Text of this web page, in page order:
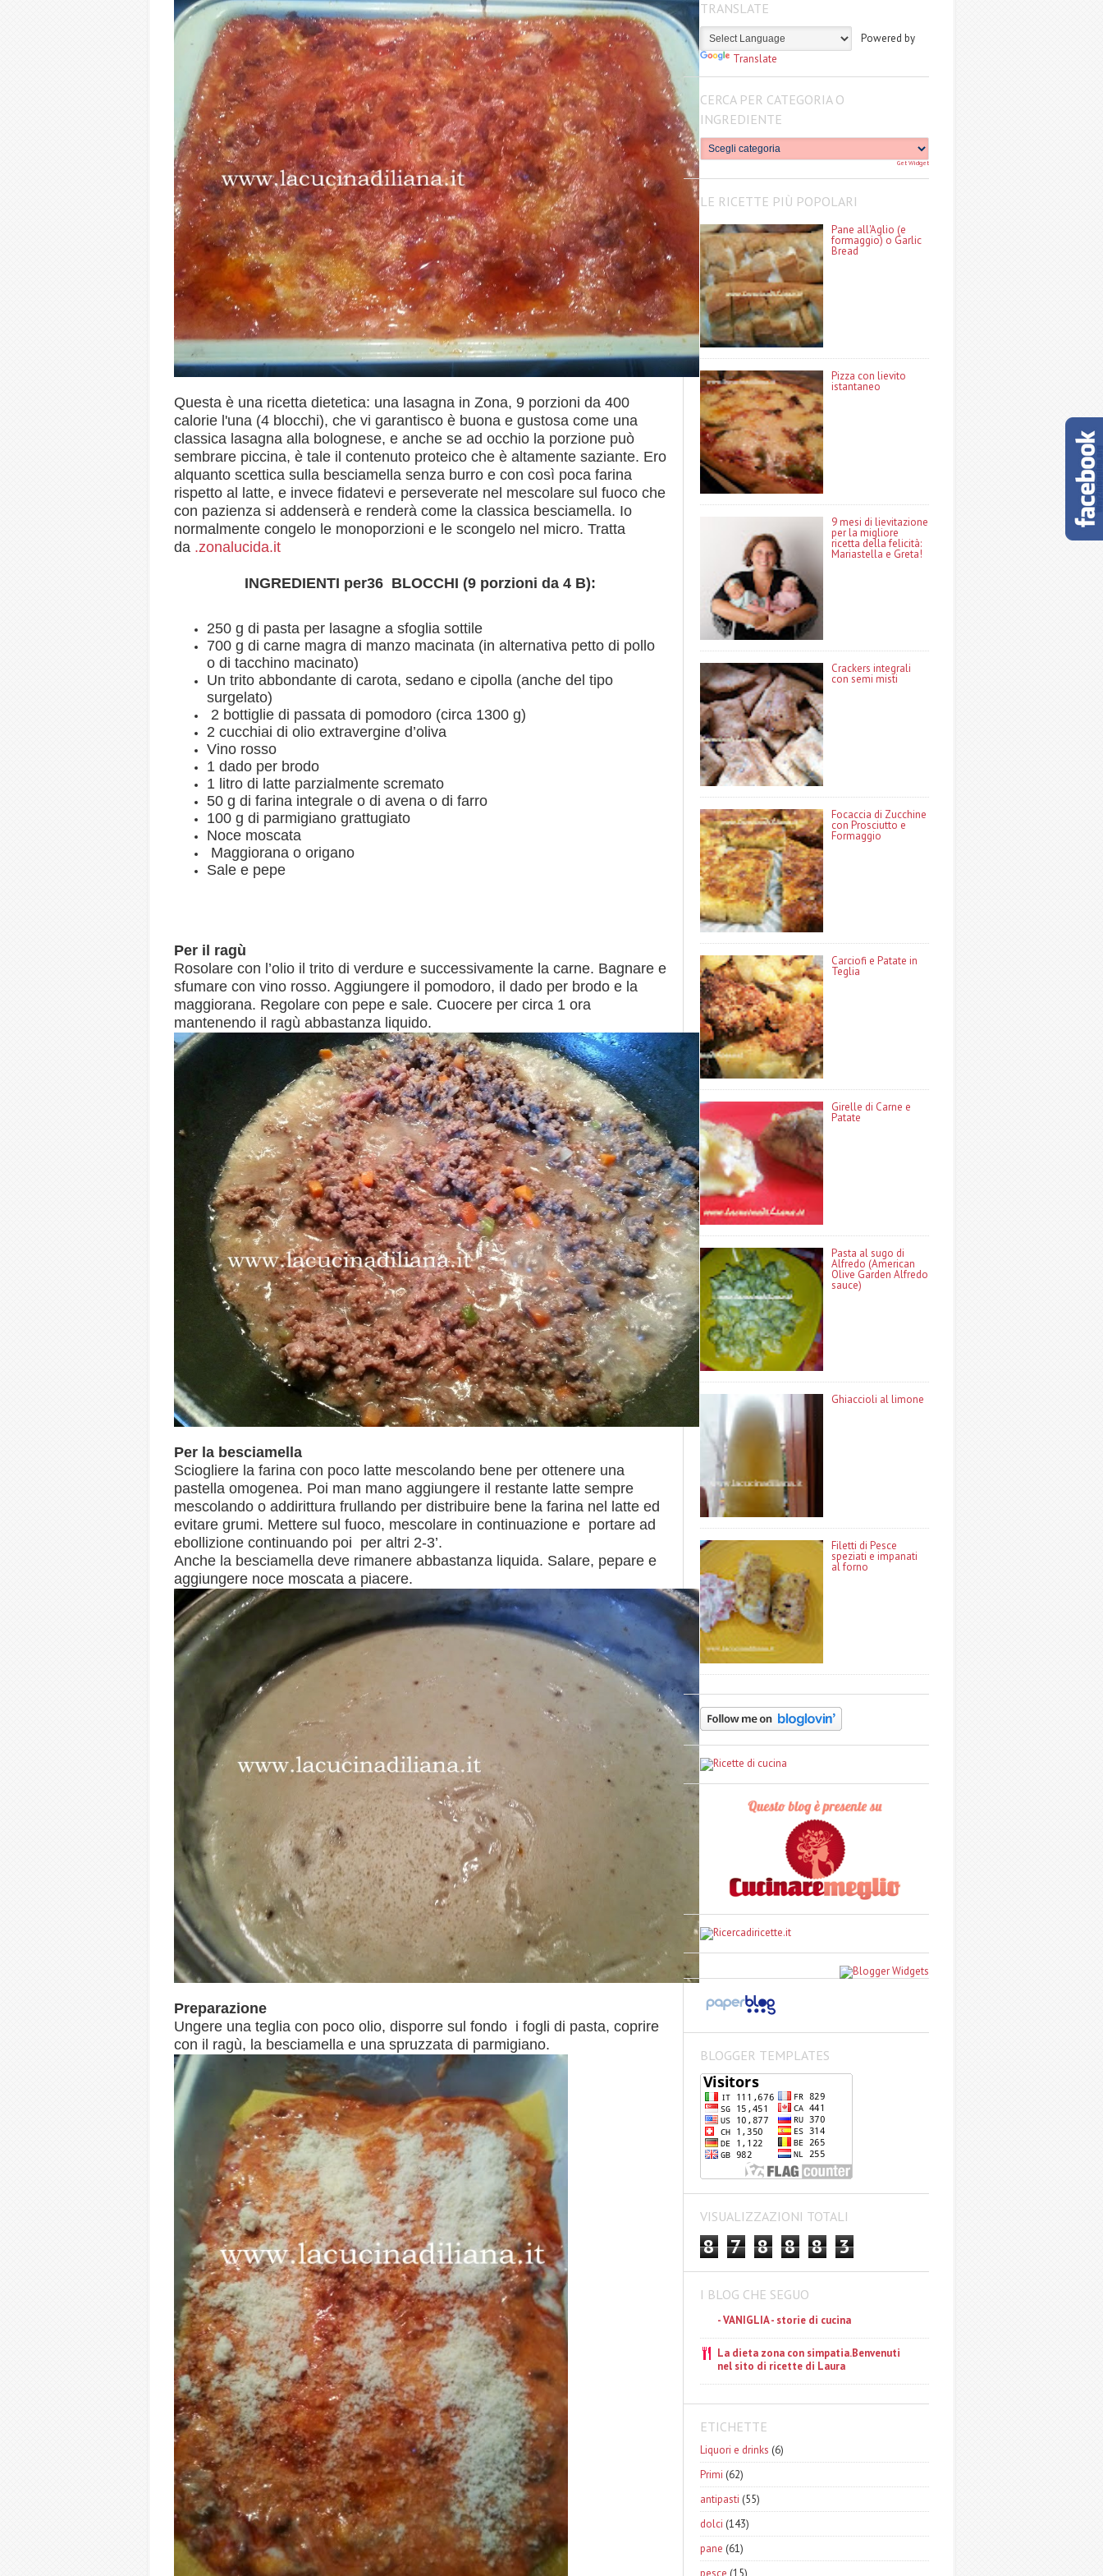
Questa è una ricetta dietetica: una lasagna in Zona, 9 porzioni da 400
calorie l'una (4 blocchi), che vi garantisco è buona e gustosa come una
classica lasagna alla bolognese, e anche se ad occhio la porzione può
sembrare piccina, è tale il contenuto proteico che è altamente saziante. Ero
alquanto scettica sulla besciamella senza burro e con così poca farina
rispetto al latte, e invece fidatevi e perseverate nel mescolare sul fuoco che
con pazienza si addenserà e renderà come la classica besciamella. Io
normalmente congelo le monoporzioni e le scongelo nel micro. Tratta
da .zonalucida.it
INGREDIENTI per36 BLOCCHI (9 porzioni da 4 B):
250 g di pasta per lasagne a sfoglia sottile
700 g di carne magra di manzo macinata (in alternativa petto di pollo
o di tacchino macinato)
Un trito abbondante di carota, sedano e cipolla (anche del tipo
surgelato)
2 bottiglie di passata di pomodoro (circa 1300 g)
2 cucchiai di olio extravergine d’oliva
Vino rosso
1 dado per brodo
1 litro di latte parzialmente scremato
50 g di farina integrale o di avena o di farro
100 g di parmigiano grattugiato
Noce moscata
Maggiorana o origano
Sale e pepe
Per il ragù
Rosolare con l’olio il trito di verdure e successivamente la carne. Bagnare e
sfumare con vino rosso. Aggiungere il pomodoro, il dado per brodo e la
maggiorana. Regolare con pepe e sale. Cuocere per circa 1 ora
mantenendo il ragù abbastanza liquido.
Per la besciamella
Sciogliere la farina con poco latte mescolando bene per ottenere una
pastella omogenea. Poi man mano aggiungere il restante latte sempre
mescolando o addirittura frullando per distribuire bene la farina nel latte ed
evitare grumi. Mettere sul fuoco, mescolare in continuazione e portare ad
ebollizione continuando poi per altri 2-3’.
Anche la besciamella deve rimanere abbastanza liquida. Salare, pepare e
aggiungere noce moscata a piacere.
Preparazione
Ungere una teglia con poco olio, disporre sul fondo i fogli di pasta, coprire
con il ragù, la besciamella e una spruzzata di parmigiano.
TRANSLATE
Powered by
Translate
CERCA PER CATEGORIA O
INGREDIENTE
Get Widget
LE RICETTE PIÙ POPOLARI
Pane all'Aglio (e
formaggio) o Garlic
Bread
Pizza con lievito
istantaneo
9 mesi di lievitazione
per la migliore
ricetta della felicità:
Mariastella e Greta!
Crackers integrali
con semi misti
Focaccia di Zucchine
con Prosciutto e
Formaggio
Carciofi e Patate in
Teglia
Girelle di Carne e
Patate
Pasta al sugo di
Alfredo (American
Olive Garden Alfredo
sauce)
Ghiaccioli al limone
Filetti di Pesce
speziati e impanati
al forno
BLOGGER TEMPLATES
VISUALIZZAZIONI TOTALI
8 7 8 8 8 3
I BLOG CHE SEGUO
- VANIGLIA - storie di cucina
La dieta zona con simpatia.Benvenuti
nel sito di ricette di Laura
ETICHETTE
Liquori e drinks (6)
Primi (62)
antipasti (55)
dolci (143)
pane (61)
pesce (15)